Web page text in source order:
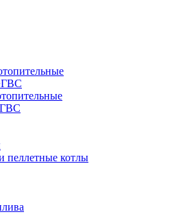
пеллетные котлы